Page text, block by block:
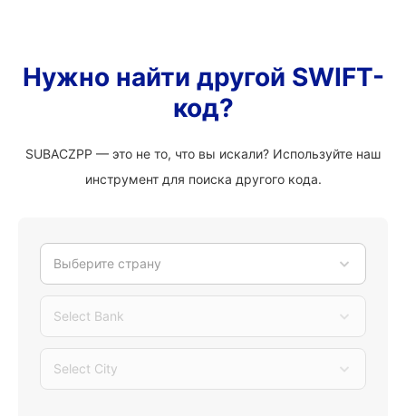
Нужно найти другой SWIFT-
код?
SUBACZPP — это не то, что вы искали? Используйте наш
инструмент для поиска другого кода.
Выберите страну
Select Bank
Select City